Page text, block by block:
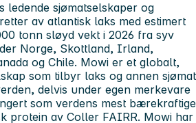
ledende sjømatselskaper og
av atlantisk laks med estimert
tonn sløyd vekt i 2026 fra syv
Norge, Skottland, Irland,
og Chile. Mowi er et globalt,
som tilbyr laks og annen sjømat
delvis under egen merkevare
som verdens mest bærekraftige
protein av Coller FAIRR. Mowi har